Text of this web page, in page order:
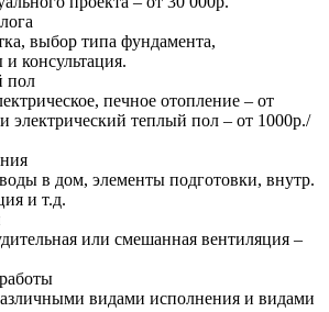
выбор типа фундамента,
консультация.
пол
печное отопление – от
электрический теплый пол – от 1000р./
в дом, элементы подготовки, внутр.
и т.д.
или смешанная вентиляция –
видами исполнения и видами